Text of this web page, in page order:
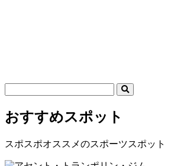
おすすめスポット
スポスポオススメのスポーツスポット